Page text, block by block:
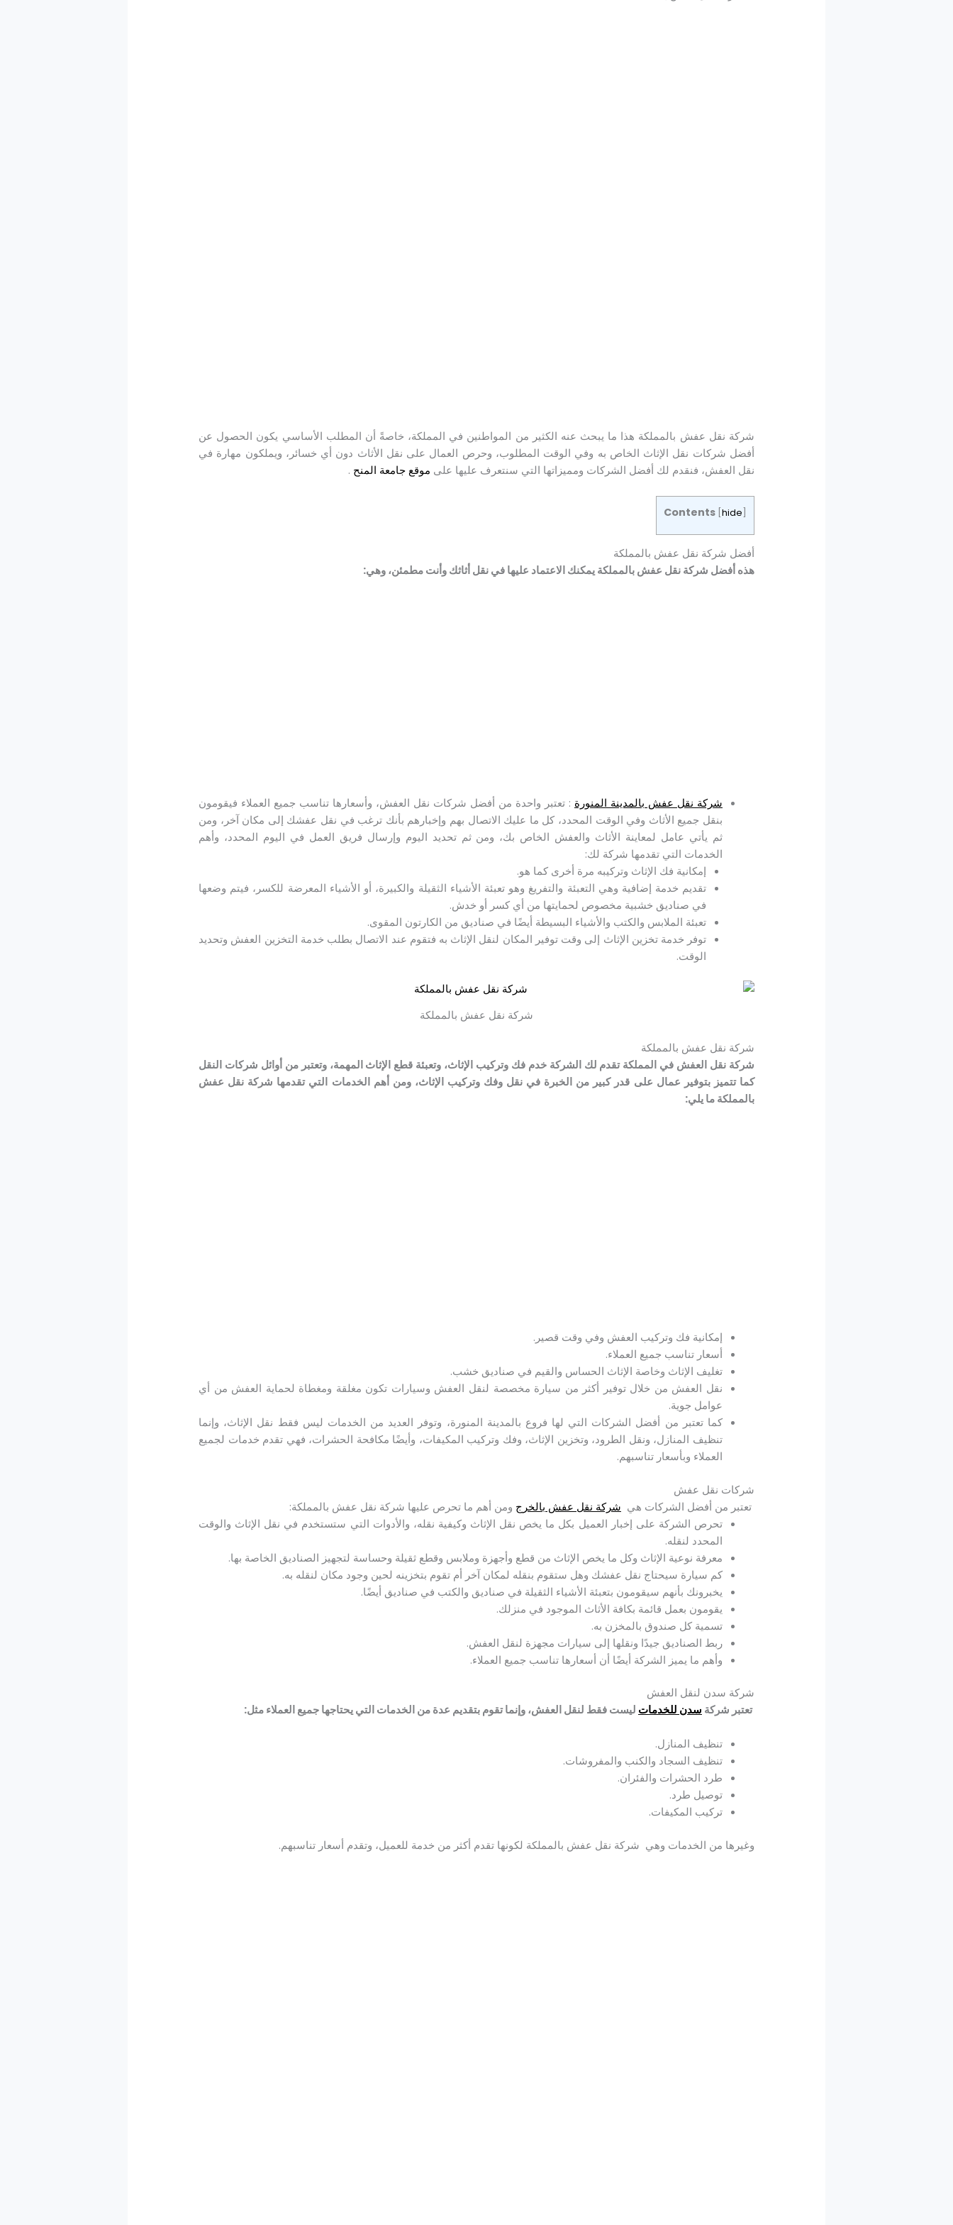
شركة نقل عفش بالمملكة هذا ما يبحث عنه الكثير من المواطنين في المملكة، خاصةً أن المطلب الأساسي يكون الحصول عن
أفضل شركات نقل الإثاث الخاص به وفي الوقت المطلوب، وحرص العمال على نقل الأثاث دون أي خسائر، ويملكون مهارة في
نقل العفش، فنقدم لك أفضل الشركات ومميزاتها التي سنتعرف عليها على موقع جامعة المنح .
Contents hide
أفضل شركة نقل عفش بالمملكة
هذه أفضل شركة نقل عفش بالمملكة يمكنك الاعتماد عليها في نقل أثاثك وأنت مطمئن، وهي:
شركة نقل عفش بالمدينة المنورة : تعتبر واحدة من أفضل شركات نقل العفش، وأسعارها تناسب جميع العملاء فيقومون
بنقل جميع الأثاث وفي الوقت المحدد، كل ما عليك الاتصال بهم وإخبارهم بأنك ترغب في نقل عفشك إلى مكان آخر، ومن
ثم يأتي عامل لمعاينة الأثاث والعفش الخاص بك، ومن ثم تحديد اليوم وإرسال فريق العمل في اليوم المحدد، وأهم
الخدمات التي تقدمها شركة لك:
إمكانية فك الإثاث وتركيبه مرة أخرى كما هو.
تقديم خدمة إضافية وهي التعبئة والتفريغ وهو تعبئة الأشياء الثقيلة والكبيرة، أو الأشياء المعرضة للكسر، فيتم وضعها
في صناديق خشبية مخصوص لحمايتها من أي كسر أو خدش.
تعبئة الملابس والكتب والأشياء البسيطة أيضًا في صناديق من الكارتون المقوى.
توفر خدمة تخزين الإثاث إلى وقت توفير المكان لنقل الإثاث به فتقوم عند الاتصال بطلب خدمة التخزين العفش وتحديد
الوقت.
شركة نقل عفش بالمملكة
شركة نقل عفش بالمملكة
شركة نقل العفش في المملكة تقدم لك الشركة خدم فك وتركيب الإثاث، وتعبئة قطع الإثاث المهمة، وتعتبر من أوائل شركات النقل
كما تتميز بتوفير عمال على قدر كبير من الخبرة في نقل وفك وتركيب الإثاث، ومن أهم الخدمات التي تقدمها شركة نقل عفش
بالمملكة ما يلي:
إمكانية فك وتركيب العفش وفي وقت قصير.
أسعار تناسب جميع العملاء.
تغليف الإثاث وخاصة الإثاث الحساس والقيم في صناديق خشب.
نقل العفش من خلال توفير أكثر من سيارة مخصصة لنقل العفش وسيارات تكون مغلقة ومغطاة لحماية العفش من أي
عوامل جوية.
كما تعتبر من أفضل الشركات التي لها فروع بالمدينة المنورة، وتوفر العديد من الخدمات ليس فقط نقل الإثاث، وإنما
تنظيف المنازل، ونقل الطرود، وتخزين الإثاث، وفك وتركيب المكيفات، وأيضًا مكافحة الحشرات، فهي تقدم خدمات لجميع
العملاء وبأسعار تناسبهم.
شركات نقل عفش
تعتبر من أفضل الشركات هي شركة نقل عفش بالخرج ومن أهم ما تحرص عليها شركة نقل عفش بالمملكة:
تحرص الشركة على إخبار العميل بكل ما يخص نقل الإثاث وكيفية نقله، والأدوات التي ستستخدم في نقل الإثاث والوقت
المحدد لنقله.
معرفة نوعية الإثاث وكل ما يخص الإثاث من قطع وأجهزة وملابس وقطع ثقيلة وحساسة لتجهيز الصناديق الخاصة بها.
كم سيارة سيحتاج نقل عفشك وهل ستقوم بنقله لمكان آخر أم تقوم بتخزينه لحين وجود مكان لنقله به.
يخبرونك بأنهم سيقومون بتعبئة الأشياء الثقيلة في صناديق والكتب في صناديق أيضًا.
يقومون بعمل قائمة بكافة الأثاث الموجود في منزلك.
تسمية كل صندوق بالمخزن به.
ربط الصناديق جيدًا ونقلها إلى سيارات مجهزة لنقل العفش.
وأهم ما يميز الشركة أيضًا أن أسعارها تناسب جميع العملاء.
شركة سدن لنقل العفش
تعتبر شركة سدن للخدمات ليست فقط لنقل العفش، وإنما تقوم بتقديم عدة من الخدمات التي يحتاجها جميع العملاء مثل:
تنظيف المنازل.
تنظيف السجاد والكنب والمفروشات.
طرد الحشرات والفئران.
توصيل طرد.
تركيب المكيفات.
وغيرها من الخدمات وهي شركة نقل عفش بالمملكة لكونها تقدم أكثر من خدمة للعميل، وتقدم أسعار تناسبهم.